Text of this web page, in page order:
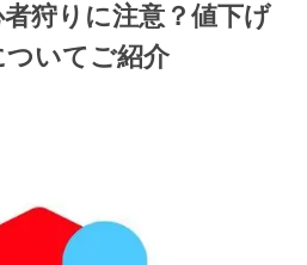
者狩りに注意？値下げ
いてご紹介